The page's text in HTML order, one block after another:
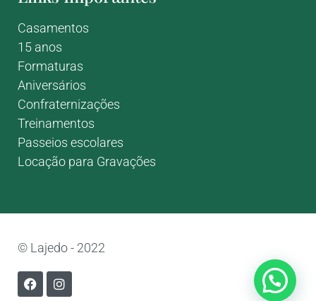
Casamentos
15 anos
Formaturas
Aniversários
Confraternizações
Treinamentos
Passeios escolares
Locação para Gravações
© Lajedo - 2022